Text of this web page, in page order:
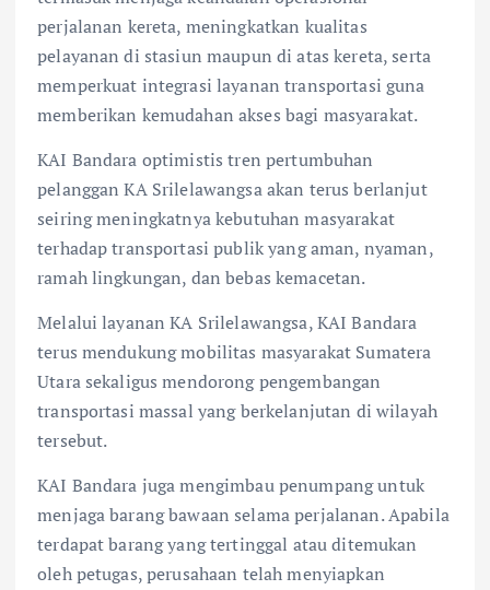
perjalanan kereta, meningkatkan kualitas
pelayanan di stasiun maupun di atas kereta, serta
memperkuat integrasi layanan transportasi guna
memberikan kemudahan akses bagi masyarakat.
KAI Bandara optimistis tren pertumbuhan
pelanggan KA Srilelawangsa akan terus berlanjut
seiring meningkatnya kebutuhan masyarakat
terhadap transportasi publik yang aman, nyaman,
ramah lingkungan, dan bebas kemacetan.
Melalui layanan KA Srilelawangsa, KAI Bandara
terus mendukung mobilitas masyarakat Sumatera
Utara sekaligus mendorong pengembangan
transportasi massal yang berkelanjutan di wilayah
tersebut.
KAI Bandara juga mengimbau penumpang untuk
menjaga barang bawaan selama perjalanan. Apabila
terdapat barang yang tertinggal atau ditemukan
oleh petugas, perusahaan telah menyiapkan